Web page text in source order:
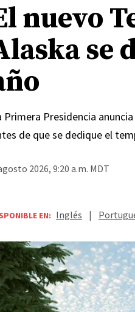
nuevo
se
Primera Presidencia
de que se dedique el
2026, 9:20 a.m. MDT
EN: Inglés |